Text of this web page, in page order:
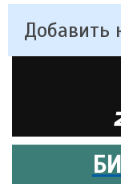
Добавить